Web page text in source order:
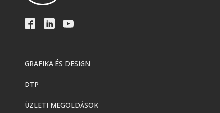
GRAFIKA ÉS DESIGN
DTP
ÜZLETI MEGOLDÁSOK